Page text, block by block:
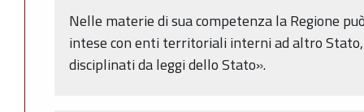
Nelle materie di sua competenza la Regione
intese con enti territoriali interni ad altro
disciplinati da leggi dello Stato».